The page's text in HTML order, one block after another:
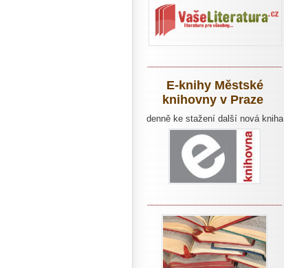
E-knihy Městské
knihovny v Praze
denně ke stažení další nová kniha